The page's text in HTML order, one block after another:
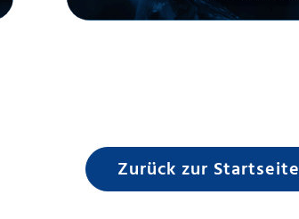
Zurück zur Startseite